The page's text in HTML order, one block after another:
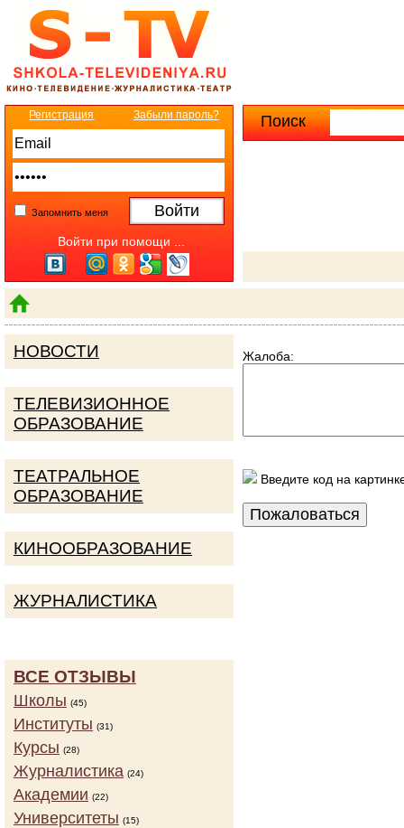
Поиск
Регистрация Забыли пароль?
Запомнить меня
Войти при помощи ...
Жалоба:
Введите код на
НОВОСТИ
ТЕЛЕВИЗИОННОЕ
ОБРАЗОВАНИЕ
ТЕАТРАЛЬНОЕ
ОБРАЗОВАНИЕ
КИНООБРАЗОВАНИЕ
ЖУРНАЛИСТИКА
ВСЕ ОТЗЫВЫ
Школы (45)
Институты (31)
Курсы (28)
Журналистика (24)
Академии (22)
Университеты (15)